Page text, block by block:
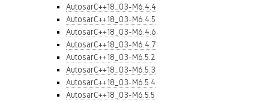
AutosarC++18_03-M6.4.4
AutosarC++18_03-M6.4.5
AutosarC++18_03-M6.4.6
AutosarC++18_03-M6.4.7
AutosarC++18_03-M6.5.2
AutosarC++18_03-M6.5.3
AutosarC++18_03-M6.5.4
AutosarC++18_03-M6.5.5